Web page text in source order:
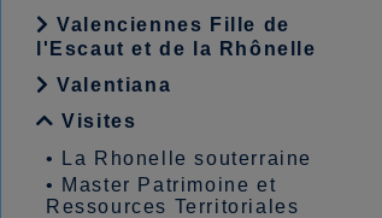
Valenciennes Fille de
l'Escaut et de la Rhônelle
Valentiana
Visites
•
La Rhonelle souterraine
• Master Patrimoine et
Ressources Territoriales